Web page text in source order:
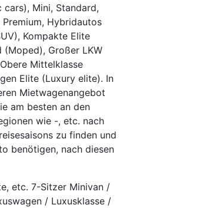
Mini, Standard,
Hybridautos
Kompakte Elite
Großer LKW
Mittelklasse
Elite (Luxury elite). In
Mietwagenangebot
am besten an den
wie -, etc. nach
zu finden und
benötigen, nach diesen
etc. 7-Sitzer Minivan /
/ Luxusklasse /